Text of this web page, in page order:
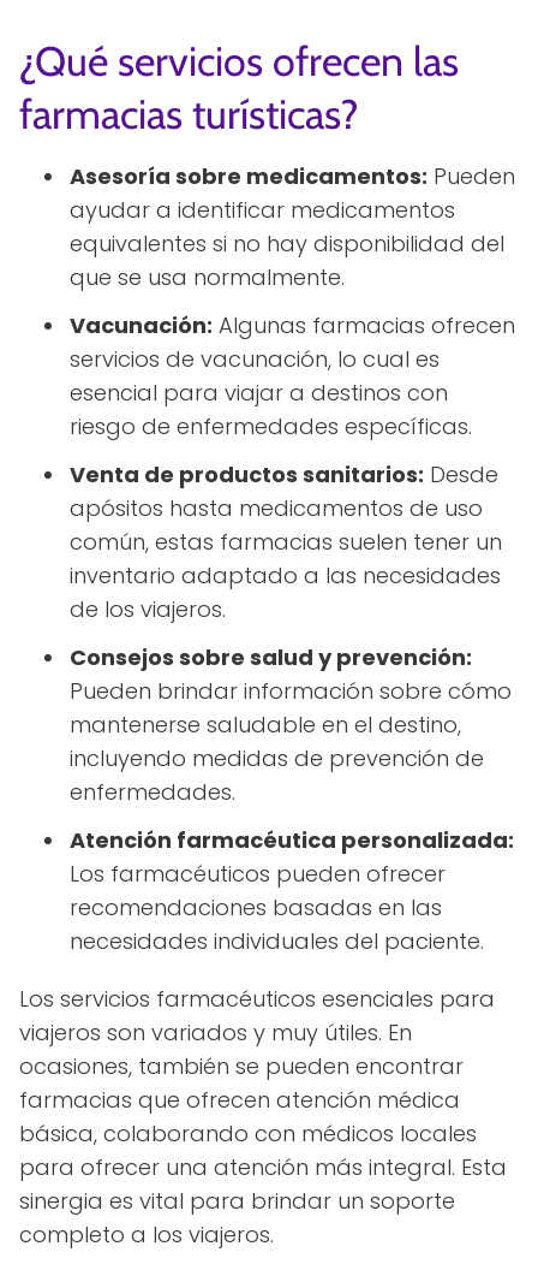
¿Qué servicios ofrecen las
farmacias turísticas?
Asesoría sobre medicamentos: Pueden
ayudar a identificar medicamentos
equivalentes si no hay disponibilidad del
que se usa normalmente.
Vacunación: Algunas farmacias ofrecen
servicios de vacunación, lo cual es
esencial para viajar a destinos con
riesgo de enfermedades específicas.
Venta de productos sanitarios: Desde
apósitos hasta medicamentos de uso
común, estas farmacias suelen tener un
inventario adaptado a las necesidades
de los viajeros.
Consejos sobre salud y prevención:
Pueden brindar información sobre cómo
mantenerse saludable en el destino,
incluyendo medidas de prevención de
enfermedades.
Atención farmacéutica personalizada:
Los farmacéuticos pueden ofrecer
recomendaciones basadas en las
necesidades individuales del paciente.
Los servicios farmacéuticos esenciales para
viajeros son variados y muy útiles. En
ocasiones, también se pueden encontrar
farmacias que ofrecen atención médica
básica, colaborando con médicos locales
para ofrecer una atención más integral. Esta
sinergia es vital para brindar un soporte
completo a los viajeros.